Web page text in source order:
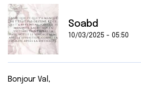
Soabd
10/03/2025 - 05:50
Bonjour Val,